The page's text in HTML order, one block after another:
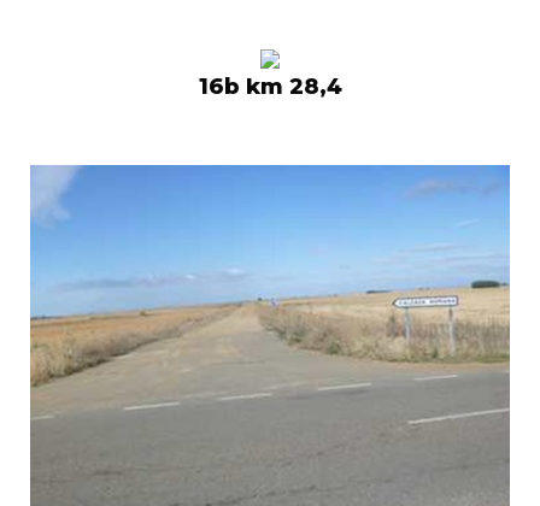
16b km 28,4